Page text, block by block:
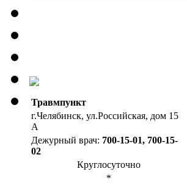
Травмпункт
г.Челябинск, ул.Российская, дом 15
А
Дежурный врач: 700-15-01, 700-15-
02
Круглосуточно
*